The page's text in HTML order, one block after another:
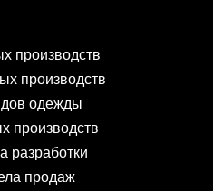
производств
производств
одежды
производств
разработки
продаж